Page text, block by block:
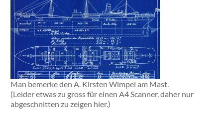
Man bemerke den A. Kirsten Wimpel am Mast.
(Leider etwas zu gross für einen A4 Scanner, daher nur
abgeschnitten zu zeigen hier.)